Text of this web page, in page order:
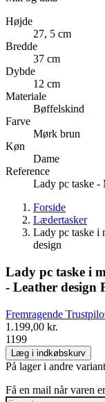
Højde
27, 5 cm
Bredde
37 cm
Dybde
12 cm
Materiale
Bøffelskind
Farve
Mørk brun
Køn
Dame
Reference
Lady pc taske -
Forside
Lædertasker
Lady pc taske i
design
Lady pc taske i
- Leather design
Fremragende
1.199,00 kr.
1199
Læg i indkøbskurv
På lager i andre
Få en mail når varen